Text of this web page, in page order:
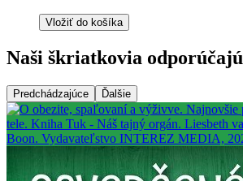
Vložiť do košíka
Naši škriatkovia odporúčajú
Predchádzajúce Ďalšie